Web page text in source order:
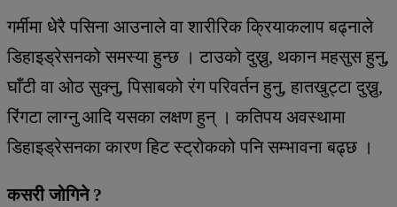
गर्मीमा धेरै पसिना आउनाले वा शारीरिक क्रियाकलाप बढ्नाले
डिहाइड्रेसनको समस्या हुन्छ । टाउको दुख्नु, थकान महसुस हुनु,
घाँटी वा ओठ सुक्नु, पिसाबको रंग परिवर्तन हुनु, हातखुट्टा दुख्नु,
रिंगटा लाग्नु आदि यसका लक्षण हुन् । कतिपय अवस्थामा
डिहाइड्रेसनका कारण हिट स्ट्रोकको पनि सम्भावना बढ्छ ।
कसरी जोगिने ?